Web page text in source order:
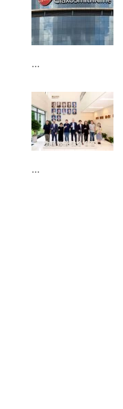
...
...